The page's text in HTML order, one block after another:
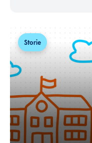
Storie